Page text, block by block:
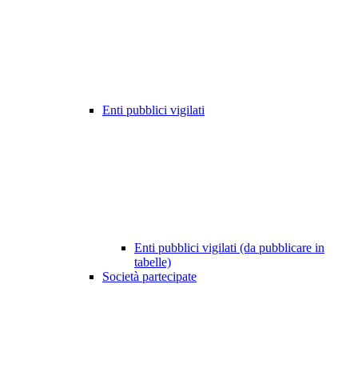
Enti pubblici vigilati
Enti pubblici vigilati (da pubblicare in
tabelle)
Società partecipate